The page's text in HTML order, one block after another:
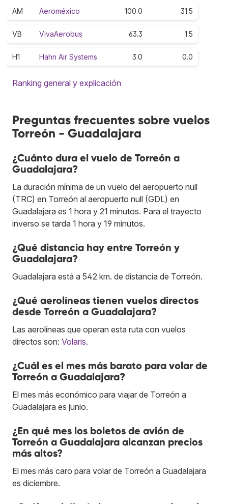
AM Aeroméxico 100.0 31.5
VB VivaAerobus 63.3 1.5
H1 Hahn Air Systems 3.0 0.0
Ranking general y explicación
Preguntas frecuentes sobre vuelos
Torreón - Guadalajara
¿Cuánto dura el vuelo de Torreón a
Guadalajara?
La duración mínima de un vuelo del aeropuerto null
(TRC) en Torreón al aeropuerto null (GDL) en
Guadalajara es 1 hora y 21 minutos. Para el trayecto
inverso se tarda 1 hora y 19 minutos.
¿Qué distancia hay entre Torreón y
Guadalajara?
Guadalajara está a 542 km. de distancia de Torreón.
¿Qué aerolíneas tienen vuelos directos
desde Torreón a Guadalajara?
Las aerolíneas que operan esta ruta con vuelos
directos son: Volaris.
¿Cuál es el mes más barato para volar de
Torreón a Guadalajara?
El mes más económico para viajar de Torreón a
Guadalajara es junio.
¿En qué mes los boletos de avión de
Torreón a Guadalajara alcanzan precios
más altos?
El mes más caro para volar de Torreón a Guadalajara
es diciembre.